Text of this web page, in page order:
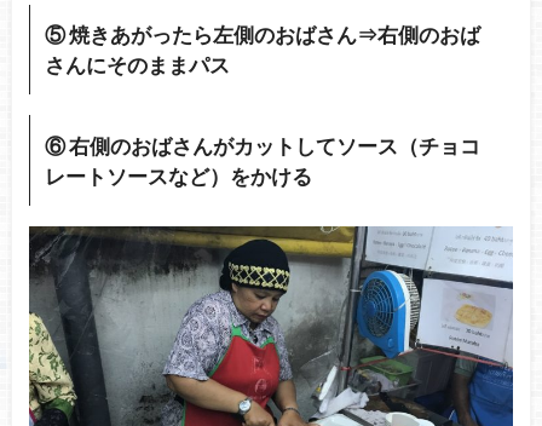
⑤ 焼きあがったら左側のおばさん⇒右側のおば
さんにそのままパス
⑥ 右側のおばさんがカットしてソース（チョコ
レートソースなど）をかける